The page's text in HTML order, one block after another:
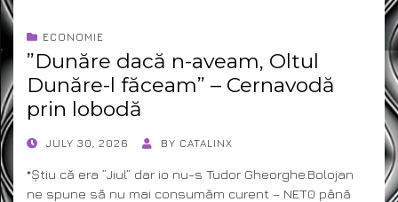
ECONOMIE
”Dunăre dacă n-aveam, Oltul
Dunăre-l făceam” – Cernavodă
prin lobodă
POSTED
JULY 30, 2026 BY CATALINX
*Știu că era ”Jiul” dar io nu-s Tudor Gheorghe.Bolojan
ne spune să nu mai consumăm curent – NET0 până